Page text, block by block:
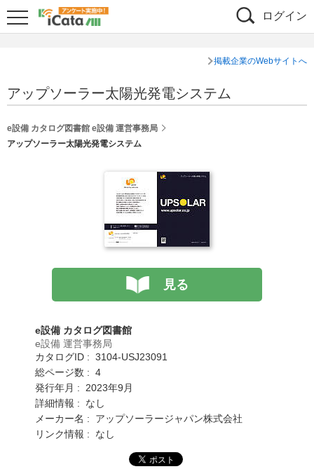
ログイン
掲載企業のWebサイトへ
アップソーラー太陽光発電システム
e設備 カタログ図書館 e設備 運営事務局
アップソーラー太陽光発電システム
見る
e設備 カタログ図書館
e設備 運営事務局
カタログID : 3104-USJ23091
総ページ数 : 4
発行年月 : 2023年9月
詳細情報 : なし
メーカー名 : アップソーラージャパン株式会社
リンク情報 : なし